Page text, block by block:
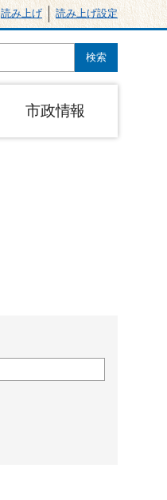
読み上げ 読み上げ設定
市政情報